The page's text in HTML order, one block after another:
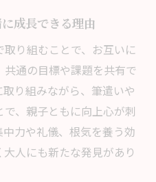
成長できる理由
り組むことで、お互いに
通の目標や課題を共有で
り組みながら、筆遣いや
、親子ともに向上心が刺
力や礼儀、根気を養う効
人にも新たな発見があり